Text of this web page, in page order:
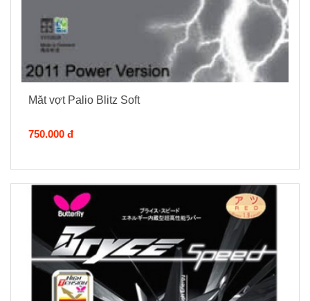
Măt vợt Palio Blitz Soft
750.000 đ